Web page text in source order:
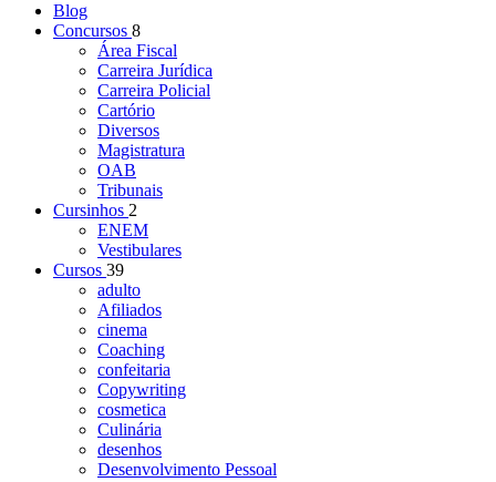
Blog
Concursos 8
Área Fiscal
Carreira Jurídica
Carreira Policial
Cartório
Diversos
Magistratura
OAB
Tribunais
Cursinhos 2
ENEM
Vestibulares
Cursos 39
adulto
Afiliados
cinema
Coaching
confeitaria
Copywriting
cosmetica
Culinária
desenhos
Desenvolvimento Pessoal